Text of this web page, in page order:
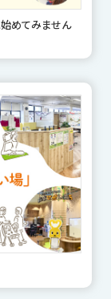
めてみません